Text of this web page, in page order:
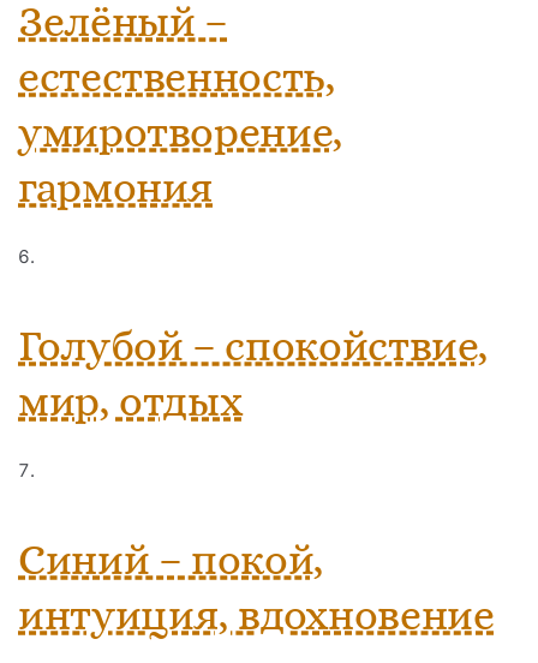
Зелёный –
естественность,
умиротворение,
гармония
Голубой – спокойствие,
мир, отдых
Синий – покой,
интуиция, вдохновение